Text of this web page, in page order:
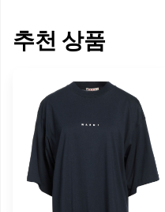
추천 상품